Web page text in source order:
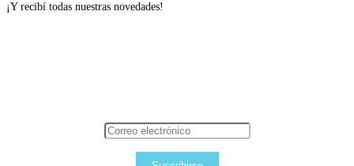
¡Y recibí todas nuestras novedades!